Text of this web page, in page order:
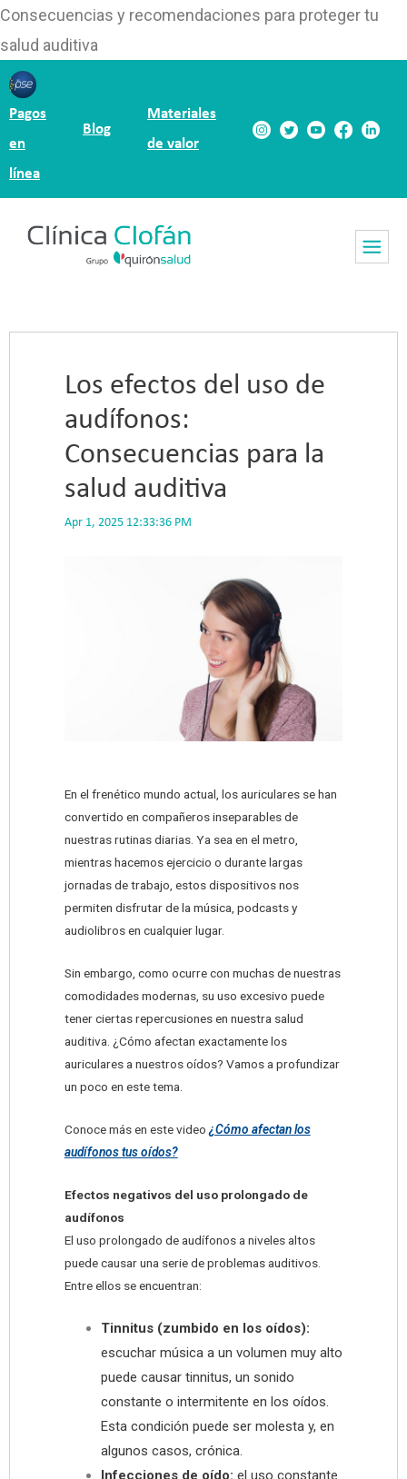
Consecuencias y recomendaciones para proteger tu
salud auditiva
Pagos
en
línea
Blog
Materiales
de valor
Los efectos del uso de
audífonos:
Consecuencias para la
salud auditiva
Apr 1, 2025 12:33:36 PM
En el frenético mundo actual, los auriculares se han
convertido en compañeros inseparables de
nuestras rutinas diarias. Ya sea en el metro,
mientras hacemos ejercicio o durante largas
jornadas de trabajo, estos dispositivos nos
permiten disfrutar de la música, podcasts y
audiolibros en cualquier lugar.
Sin embargo, como ocurre con muchas de nuestras
comodidades modernas, su uso excesivo puede
tener ciertas repercusiones en nuestra salud
auditiva. ¿Cómo afectan exactamente los
auriculares a nuestros oídos? Vamos a profundizar
un poco en este tema.
Conoce más en este video ¿Cómo afectan los
audífonos tus oídos?
Efectos negativos del uso prolongado de
audífonos
El uso prolongado de audífonos a niveles altos
puede causar una serie de problemas auditivos.
Entre ellos se encuentran:
Tinnitus (zumbido en los oídos):
escuchar música a un volumen muy alto
puede causar tinnitus, un sonido
constante o intermitente en los oídos.
Esta condición puede ser molesta y, en
algunos casos, crónica.